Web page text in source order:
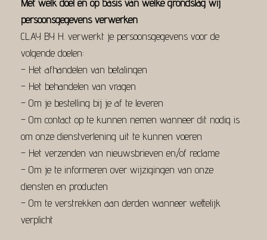
Met welk doel en op basis van welke grondslag wij
persoonsgegevens verwerken
CLAY BY H. verwerkt je persoonsgegevens voor de
volgende doelen:
– Het afhandelen van betalingen
– Het behandelen van vragen
– Om je bestelling bij je af te leveren
– Om contact op te kunnen nemen wanneer dit nodig is
om onze dienstverlening uit te kunnen voeren
– Het verzenden van nieuwsbrieven en/of reclame
– Om je te informeren over wijzigingen van onze
diensten en producten
– Om te verstrekken aan derden wanneer wettelijk
verplicht